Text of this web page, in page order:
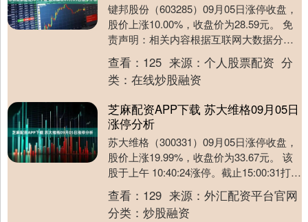
键邦股份（603285）09月05日涨停收盘，
股价上涨10.00%，收盘价为28.59元。 免
责声明：相关内容根据互联网大数据分析
所得，不代表公司立场，不构成投....
查看： 125 来源： 个人股票配资 分
类： 在线炒股融资
芝麻配资APP下载 苏大维格09月05日
涨停分析
苏大维格（300331）09月05日涨停收盘，
股价上涨19.99%，收盘价为33.67元。 该
股于上午 10:40:24涨停。截止15:00:31打开
涨停11次....
查看： 129 来源： 外汇配资平台官网
分类： 炒股融资